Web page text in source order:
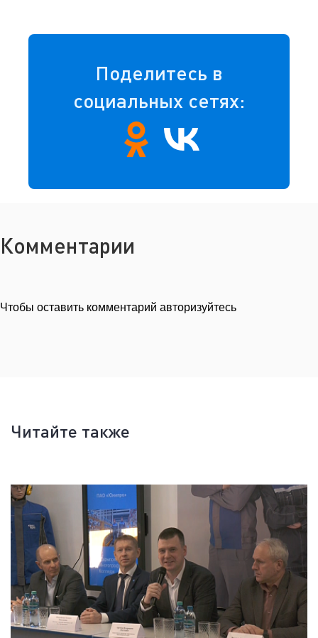
Поделитесь в
социальных сетях:
Комментарии
Чтобы оставить комментарий авторизуйтесь
Читайте также